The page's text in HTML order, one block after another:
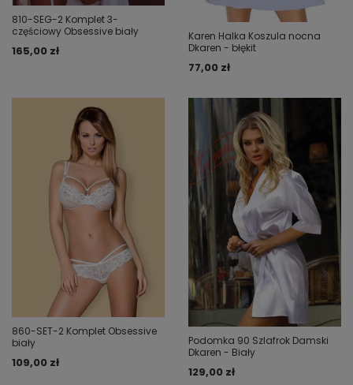
810-SEG-2 Komplet 3-
częściowy Obsessive biały
165,00 zł
Karen Halka Koszula nocna
Dkaren - błękit
77,00 zł
860-SET-2 Komplet Obsessive
biały
109,00 zł
Podomka 90 Szlafrok Damski
Dkaren - Biały
129,00 zł